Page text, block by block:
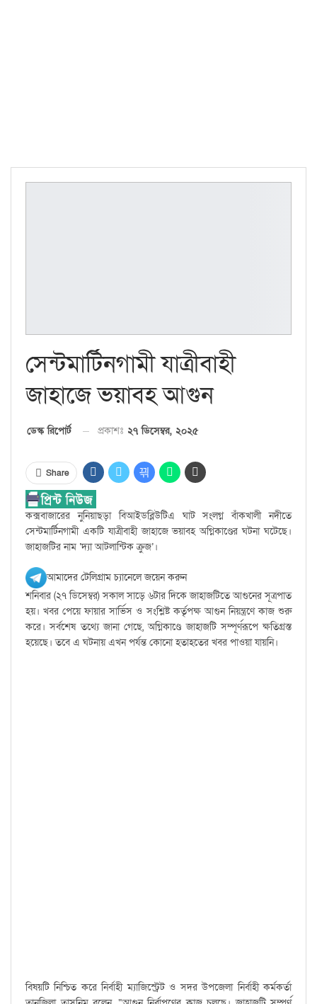
সেন্টমার্টিনগামী যাত্রীবাহী
জাহাজে ভয়াবহ আগুন
ডেস্ক রিপোর্ট প্রকাশঃ ২৭ ডিসেম্বর, ২০২৫
Share
কক্সবাজারের নুনিয়াছড়া বিআইডব্লিউটিএ ঘাট সংলগ্ন বাঁকখালী নদীতে
সেন্টমার্টিনগামী একটি যাত্রীবাহী জাহাজে ভয়াবহ অগ্নিকাণ্ডের ঘটনা ঘটেছে।
জাহাজটির নাম ‘দ্যা আটলান্টিক ক্রুজ’।
আমাদের টেলিগ্রাম চ্যানেলে জয়েন করুন
শনিবার (২৭ ডিসেম্বর) সকাল সাড়ে ৬টার দিকে জাহাজটিতে আগুনের সূত্রপাত
হয়। খবর পেয়ে ফায়ার সার্ভিস ও সংশ্লিষ্ট কর্তৃপক্ষ আগুন নিয়ন্ত্রণে কাজ শুরু
করে। সর্বশেষ তথ্যে জানা গেছে, অগ্নিকাণ্ডে জাহাজটি সম্পূর্ণরূপে ক্ষতিগ্রস্ত
হয়েছে। তবে এ ঘটনায় এখন পর্যন্ত কোনো হতাহতের খবর পাওয়া যায়নি।
বিষয়টি নিশ্চিত করে নির্বাহী ম্যাজিস্ট্রেট ও সদর উপজেলা নির্বাহী কর্মকর্তা